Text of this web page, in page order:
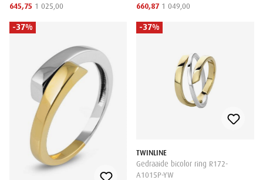
645,75 1 025,00 660,87 1 049,00
-37% -37%
TWINLINE
Gedraaide bicolor ring R172-
A1015P-YW